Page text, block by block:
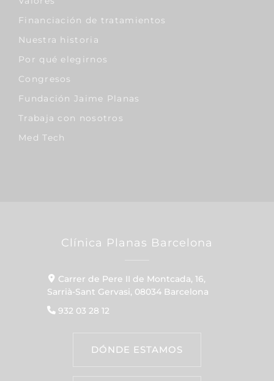
Financiación de tratamientos
Nuestra historia
Por qué elegirnos
Congresos
Fundación Jaime Planas
Trabaja con nosotros
Med Tech
Clínica Planas Barcelona
Carrer de Pere II de Montcada, 16,
Sarrià-Sant Gervasi, 08034 Barcelona
932 03 28 12
DÓNDE ESTAMOS